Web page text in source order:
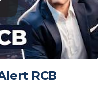
RCB